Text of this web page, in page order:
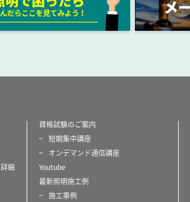
細
資格試験のご案内
短期集中講座
オンデマンド通信講座
Youtube
最新照明施工例
施工事例